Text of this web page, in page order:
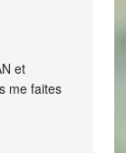
et
me faites